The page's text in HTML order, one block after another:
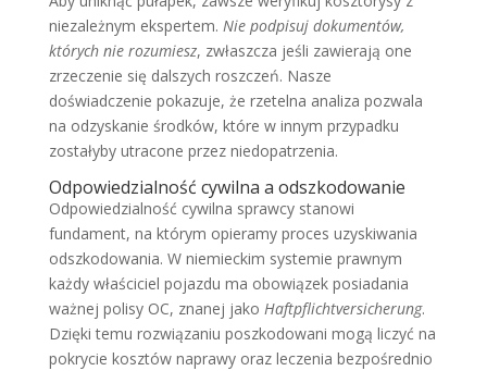
niezależnym ekspertem. Nie podpisuj dokumentów,
których nie rozumiesz, zwłaszcza jeśli zawierają one
zrzeczenie się dalszych roszczeń. Nasze
doświadczenie pokazuje, że rzetelna analiza pozwala
na odzyskanie środków, które w innym przypadku
zostałyby utracone przez niedopatrzenia.
Odpowiedzialność cywilna a odszkodowanie
Odpowiedzialność cywilna sprawcy stanowi
fundament, na którym opieramy proces uzyskiwania
odszkodowania. W niemieckim systemie prawnym
każdy właściciel pojazdu ma obowiązek posiadania
ważnej polisy OC, znanej jako Haftpflichtversicherung.
Dzięki temu rozwiązaniu poszkodowani mogą liczyć na
pokrycie kosztów naprawy oraz leczenia bezpośrednio